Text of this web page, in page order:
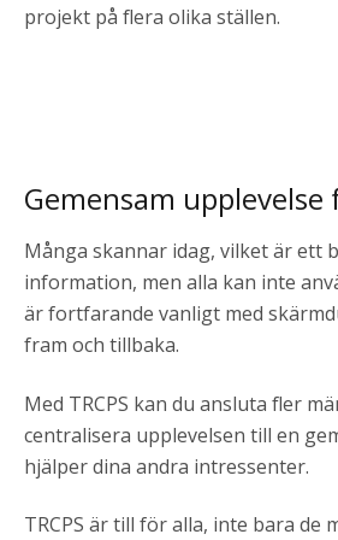
projekt på flera olika ställen.
Gemensam upplevelse
Många skannar idag, vilket är ett
information, men alla kan inte
är fortfarande vanligt med
fram och tillbaka.
Med TRCPS kan du ansluta fler
centralisera upplevelsen till en
hjälper dina andra intressenter.
TRCPS är till för alla, inte bara de